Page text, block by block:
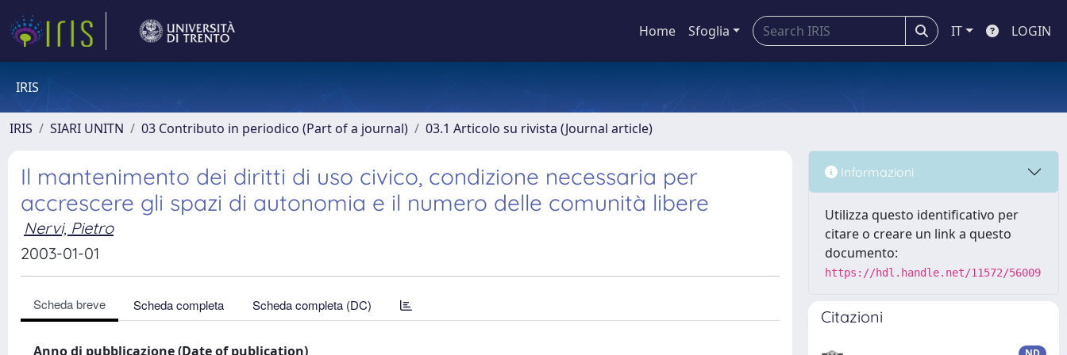
Home Sfoglia IT LOGIN
IRIS
IRIS SIARI UNITN 03 Contributo in periodico (Part of a journal) 03.1 Articolo su rivista (Journal article)
Il mantenimento dei diritti di uso civico, condizione necessaria per
accrescere gli spazi di autonomia e il numero delle comunità libere
Nervi, Pietro
2003-01-01
Scheda breve Scheda completa Scheda completa (DC)
Anno di pubblicazione (Date of publication)
Informazioni
Utilizza questo identificativo per
citare o creare un link a questo
documento:
https://hdl.handle.net/11572/56009
Citazioni